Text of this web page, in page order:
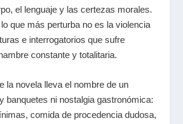
el lenguaje y las certezas morales.
que más perturba no es la violencia
e interrogatorios que sufre
constante y totalitaria.
la novela lleva el nombre de un
banquetes ni nostalgia gastronómica:
comida de procedencia dudosa,